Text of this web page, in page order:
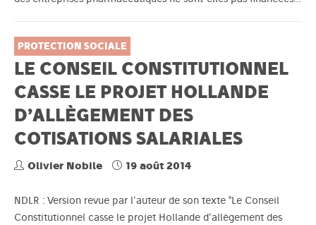
PROTECTION SOCIALE
LE CONSEIL CONSTITUTIONNEL
CASSE LE PROJET HOLLANDE
D’ALLÈGEMENT DES
COTISATIONS SALARIALES
Olivier Nobile 19 août 2014
NDLR : Version revue par l'auteur de son texte "Le Conseil
Constitutionnel casse le projet Hollande d'allègement des